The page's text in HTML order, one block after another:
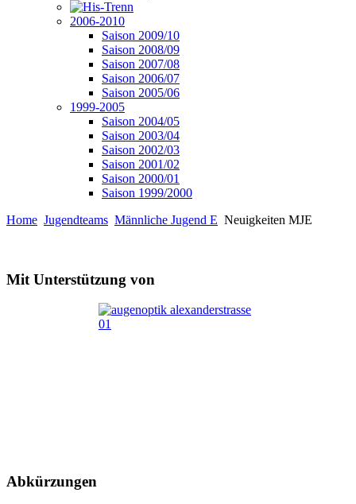
2006-2010
Saison 2009/10
Saison 2008/09
Saison 2007/08
Saison 2006/07
Saison 2005/06
1999-2005
Saison 2004/05
Saison 2003/04
Saison 2002/03
Saison 2001/02
Saison 2000/01
Saison 1999/2000
Home Jugendteams Männliche Jugend E Neuigkeiten MJE
Mit Unterstützung von
Abkürzungen